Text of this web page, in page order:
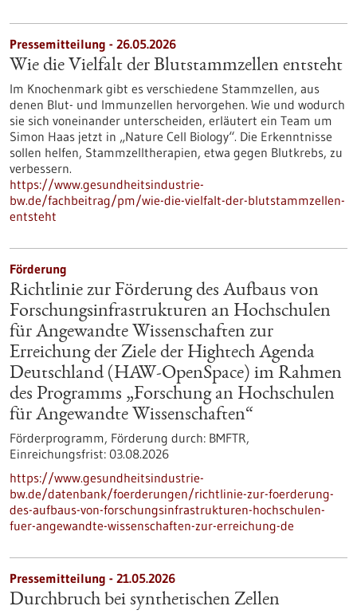
Pressemitteilung - 26.05.2026
Wie die Vielfalt der Blutstammzellen entsteht
Im Knochenmark gibt es verschiedene Stammzellen, aus
denen Blut- und Immunzellen hervorgehen. Wie und wodurch
sie sich voneinander unterscheiden, erläutert ein Team um
Simon Haas jetzt in ​„Nature Cell Biology“. Die Erkenntnisse
sollen helfen, Stammzelltherapien, etwa gegen Blutkrebs, zu
verbessern.
https://www.gesundheitsindustrie-
bw.de/fachbeitrag/pm/wie-die-vielfalt-der-blutstammzellen-
entsteht
Förderung
Richtlinie zur Förderung des Aufbaus von
Forschungsinfrastrukturen an Hochschulen
für Angewandte Wissenschaften zur
Erreichung der Ziele der Hightech Agenda
Deutschland (HAW-OpenSpace) im Rahmen
des Programms „Forschung an Hochschulen
für Angewandte Wissenschaften“
Förderprogramm, Förderung durch: BMFTR,
Einreichungsfrist: 03.08.2026
https://www.gesundheitsindustrie-
bw.de/datenbank/foerderungen/richtlinie-zur-foerderung-
des-aufbaus-von-forschungsinfrastrukturen-hochschulen-
fuer-angewandte-wissenschaften-zur-erreichung-de
Pressemitteilung - 21.05.2026
Durchbruch bei synthetischen Zellen